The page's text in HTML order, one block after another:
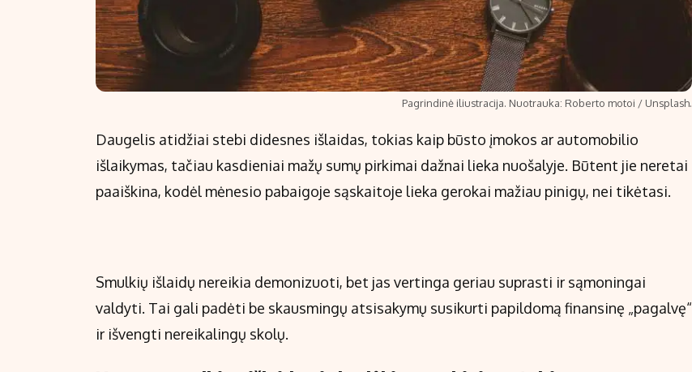
Pagrindinė iliustracija. Nuotrauka: Roberto motoi / Unsplash.
Daugelis atidžiai stebi didesnes išlaidas, tokias kaip būsto įmokos ar automobilio
išlaikymas, tačiau kasdieniai mažų sumų pirkimai dažnai lieka nuošalyje. Būtent jie neretai
paaiškina, kodėl mėnesio pabaigoje sąskaitoje lieka gerokai mažiau pinigų, nei tikėtasi.
Smulkių išlaidų nereikia demonizuoti, bet jas vertinga geriau suprasti ir sąmoningai
valdyti. Tai gali padėti be skausmingų atsisakymų susikurti papildomą finansinę „pagalvę“
ir išvengti nereikalingų skolų.